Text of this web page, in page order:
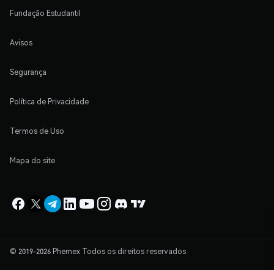
Fundação Estudantil
Avisos
Segurança
Política de Privacidade
Termos de Uso
Mapa do site
© 2019-2026 Phemex Todos os direitos reservados